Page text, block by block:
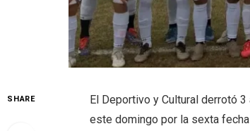
SHARE
El Deportivo y Cultural derrotó
este domingo por la sexta